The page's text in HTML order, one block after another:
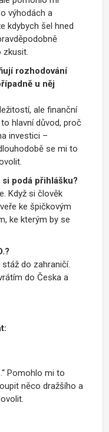
výhodách a
kdybych šel hned
zkusit.
rozhodování
u něj
ale finanční
hlavní důvod, proč
investici –
se mi to
si podá přihlášku?
Když si člověk
ke špičkovým
ke kterým by se
do zahraničí.
do Česka a
Pomohlo mi to
něco dražšího a